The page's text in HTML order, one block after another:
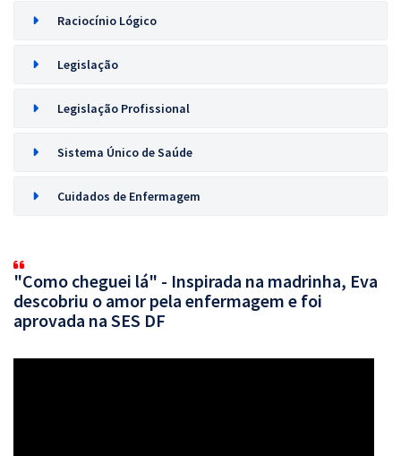
Raciocínio Lógico
Legislação
Legislação Profissional
Sistema Único de Saúde
Cuidados de Enfermagem
"Como cheguei lá" - Inspirada na madrinha, Eva
descobriu o amor pela enfermagem e foi
aprovada na SES DF